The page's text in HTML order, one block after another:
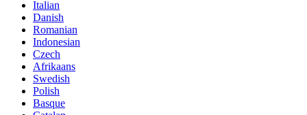
Italian
Danish
Romanian
Indonesian
Czech
Afrikaans
Swedish
Polish
Basque